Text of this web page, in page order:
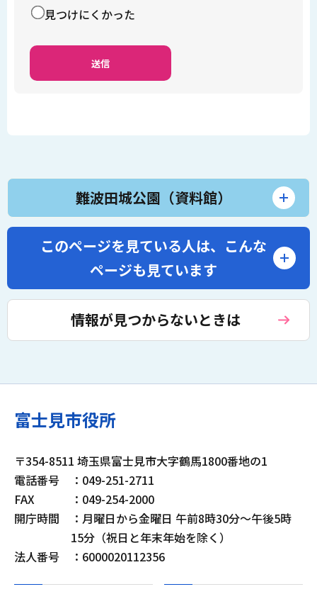
見つけにくかった
難波田城公園（資料館）
このページを見ている人は、 こんな
ページも見ています
情報が見つからないときは
富士見市役所
〒354-8511 埼玉県富士見市大字鶴馬1800番地の1
電話番号
：049-251-2711
FAX
：049-254-2000
開庁時間
：月曜日から金曜日 午前8時30分～午後5時
15分（祝日と年末年始を除く）
法人番号
：6000020112356